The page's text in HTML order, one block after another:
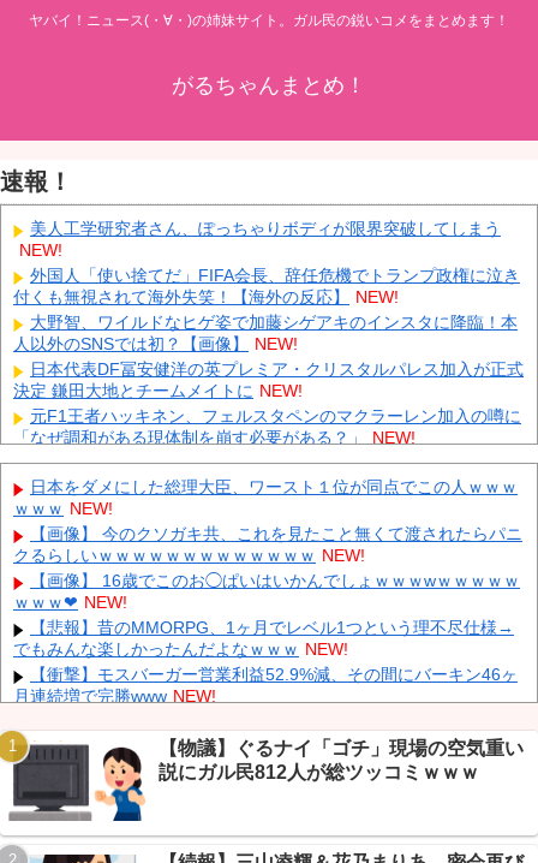
ヤバイ！ニュース(・∀・)の姉妹サイト。ガル民の鋭いコメをまとめます！
がるちゃんまとめ！
速報！
美人工学研究者さん、ぽっちゃりボディが限界突破してしまう
NEW!
外国人「使い捨てだ」FIFA会長、辞任危機でトランプ政権に泣き
付くも無視されて海外失笑！【海外の反応】
NEW!
大野智、ワイルドなヒゲ姿で加藤シゲアキのインスタに降臨！本
人以外のSNSでは初？【画像】
NEW!
日本代表DF冨安健洋の英プレミア・クリスタルパレス加入が正式
決定 鎌田大地とチームメイトに NEW!
元F1王者ハッキネン、フェルスタペンのマクラーレン加入の噂に
「なぜ調和がある現体制を崩す必要がある？」
NEW!
中国人のリウさん、新エネ車で国境越えたら遠隔操作で30時間ロ
ックされる！ NEW!
【平和宣言を非難】 ロシア外務省報道官「広島市長は『偽りの呪
文』繰り返している」 NEW!
K-POPアイドルの約半数が3年後には姿を消す…損益分岐点突破
は4％未満
NEW!
【鹿児島】 突然右折し路面電車と衝突 乗っていた男女3人は車を
放置しダッシュで逃走中 NEW!
KDDI、楽天への回線貸し出し終了へ 都市部で9月末に
Powered by livedoor 相互RSS
日本をダメにした総理大臣、ワースト１位が同点でこの人ｗｗｗ
ｗｗｗ NEW!
【画像】 今のクソガキ共、これを見たこと無くて渡されたらパニ
クるらしいｗｗｗｗｗｗｗｗｗｗｗｗｗ NEW!
【画像】 16歳でこのお◯ぱいはいかんでしょｗｗｗwｗｗｗｗｗ
ｗｗｗ❤ NEW!
【悲報】昔のMMORPG、1ヶ月でレベル1つという理不尽仕様→
でもみんな楽しかったんだよなｗｗｗ NEW!
【衝撃】モスバーガー営業利益52.9%減、その間にバーキン46ヶ
月連続増で完勝www NEW!
レ民は修羅場www
NEW!
彼氏が『この車』買おうとして私とケンカになってるんだけどｗ
ｗｗｗｗｗ NEW!
【画像】 まま「なんかプール入ってたら学生にめっちゃ見られた
w」 NEW!
【物議】ぐるナイ「ゴチ」現場の空気重い
説にガル民812人が総ツッコミｗｗｗ